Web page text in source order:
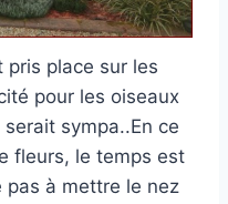
pris place sur les
pour les oiseaux
sympa..En ce
fleurs, le temps est
pas à mettre le nez